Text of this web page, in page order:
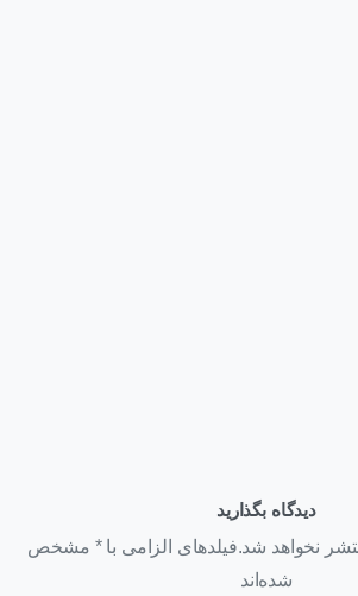
دیدگاه بگذارید
نخواهد شد.فیلدهای الزامی با * مشخص
شده‌اند